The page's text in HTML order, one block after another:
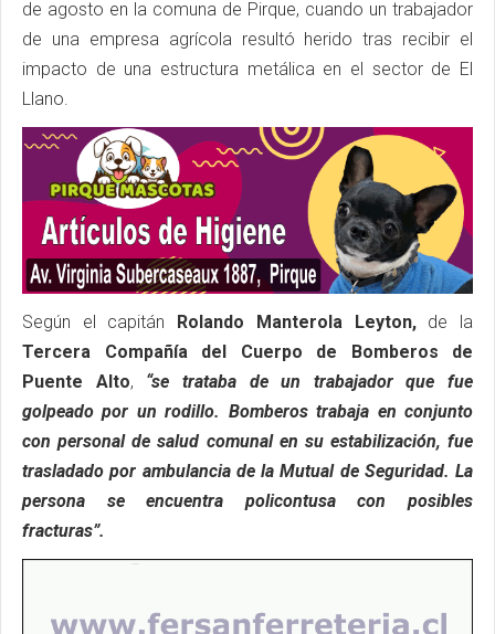
de agosto en la comuna de Pirque, cuando un trabajador
de una empresa agrícola resultó herido tras recibir el
impacto de una estructura metálica en el sector de El
Llano.
Según el capitán Rolando Manterola Leyton,de la
Tercera Compañía del Cuerpo de Bomberos de
Puente Alto, “se trataba de un trabajador que fue
golpeado por un rodillo. Bomberos trabaja en conjunto
con personal de salud comunal en su estabilización, fue
trasladado por ambulancia de la Mutual de Seguridad. La
persona se encuentra policontusa con posibles
fracturas”.